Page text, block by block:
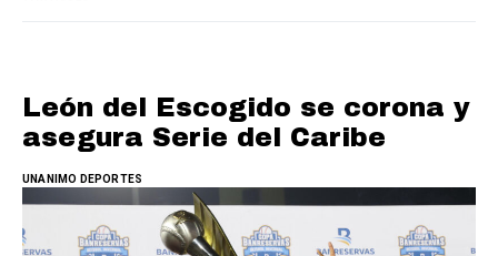
León del Escogido se corona y
asegura Serie del Caribe
UNANIMO DEPORTES